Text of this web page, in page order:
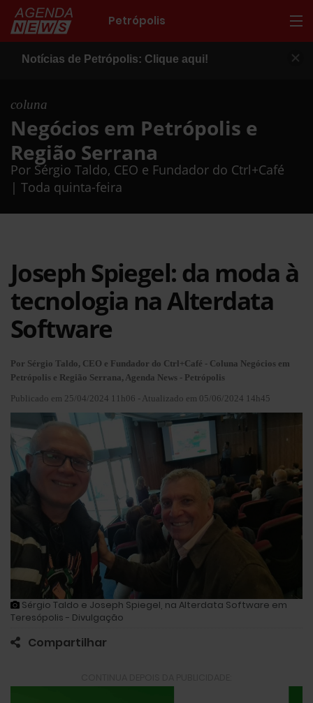
Petrópolis
Notícias de Petrópolis: Clique aqui!
coluna
Negócios em Petrópolis e
Região Serrana
Por Sérgio Taldo, CEO e Fundador do Ctrl+Café
| Toda quinta-feira
Joseph Spiegel: da moda à
tecnologia na Alterdata
Software
Por Sérgio Taldo, CEO e Fundador do Ctrl+Café - Coluna Negócios em
Petrópolis e Região Serrana, Agenda News - Petrópolis
Publicado em 25/04/2024 11h06 - Atualizado em 05/06/2024 14h45
Sérgio Taldo e Joseph Spiegel, na Alterdata Software em
Teresópolis - Divulgação
Compartilhar